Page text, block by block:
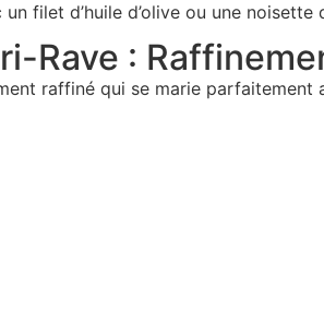
filet d’huile d’olive ou une
Rave :
raffiné qui se marie parfaitement